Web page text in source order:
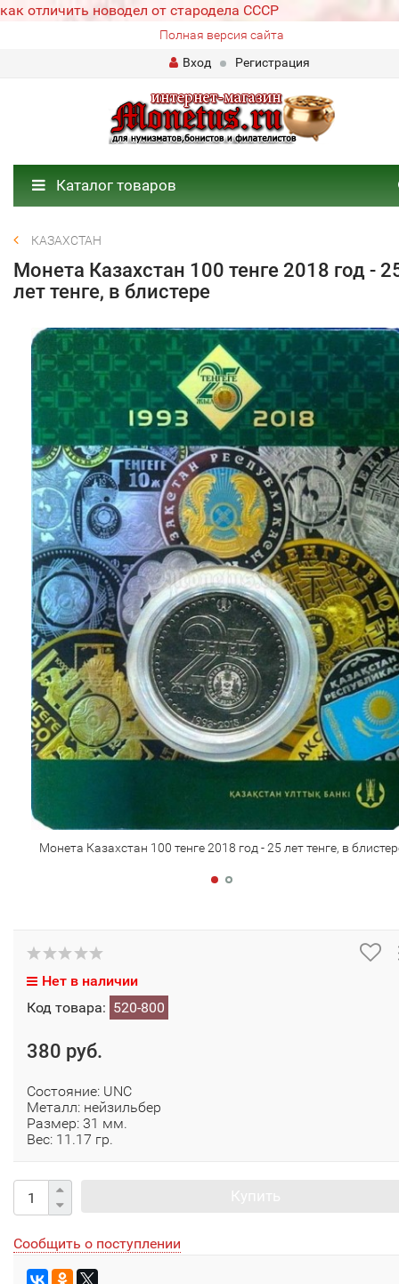
как отличить новодел от стародела СССР
Полная версия сайта
Вход
Регистрация
Каталог товаров
КАЗАХСТАН
Монета Казахстан 100 тенге 2018 год -
лет тенге, в блистере
Монета Казахстан 100 тенге 2018 год - 25 лет тенге, в
Нет в наличии
Код товара: 520-800
380 руб.
Состояние: UNC
Металл: нейзильбер​
Размер: 31 мм.
Вес: 11.17 гр.
Сообщить о поступлении